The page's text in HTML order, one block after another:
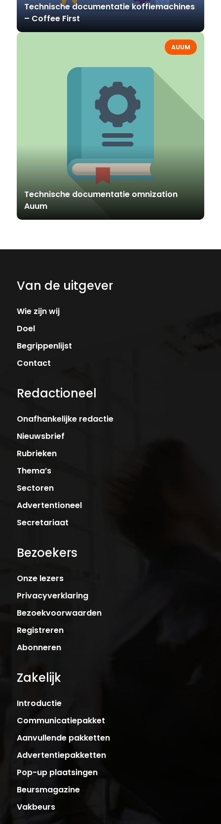
Technische documentatie koffiemachines
– Coffee First
AUUM
Technische documentatie omnization
Auum
Van de uitgever
Wie zijn wij
Doel
Begrippenlijst
Contact
Redactioneel
Onafhankelijke redactie
Nieuwsbrief
Rubrieken
Thema’s
Sectoren
Advertentioneel
Secretariaat
Bezoekers
Onze lezers
Privacyverklaring
Bezoekvoorwaarden
Registreren
Abonneren
Zakelijk
Introductie
Communicatiepakket
Aanvullende pakketten
Advertentiepakketten
Pop-up plaatsingen
Beursmagazine
Vakbeurs